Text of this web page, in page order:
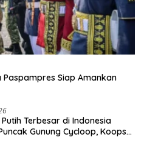
Paspampres Siap Amankan
Terbesar di Indonesia
Gunung Cycloop, Koops